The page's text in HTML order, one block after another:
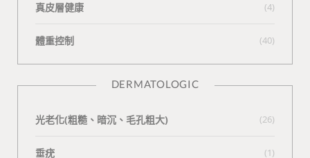
真皮層健康 (4)
體重控制 (40)
DERMATOLOGIC
光老化(粗糙、暗沉、毛孔粗大) (26)
垂疣 (1)